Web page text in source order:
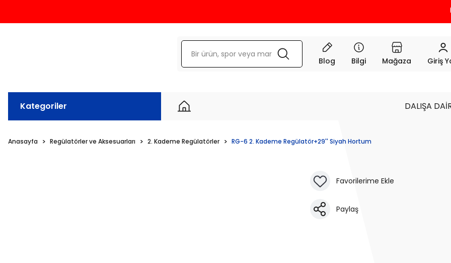
Blog Bilgi Mağaza Giriş
Kategoriler DALIŞA
Anasayfa Regülatörler ve Aksesuarları 2. Kademe Regülatörler RG-6 2. Kademe Regülatör+29'' Siyah Hortum
Paylaş